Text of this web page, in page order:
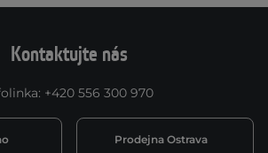
Kontaktujte nás
: +420 556 300 970
Prodejna Ostrava